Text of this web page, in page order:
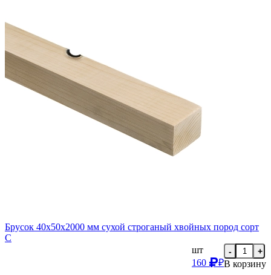
Брусок 40х50х2000 мм сухой строганый хвойных пород сорт
C
шт
160
₽
- +
В корзину